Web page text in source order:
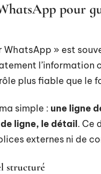
pour
WhatsApp » est
l’information
plus fiable que
simple : une ligne
ligne, le détail. Ce
externes ni de
structuré